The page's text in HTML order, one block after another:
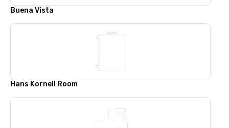
Buena Vista
Hans Kornell Room